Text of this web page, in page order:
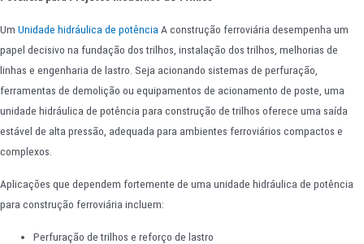
Um Unidade hidráulica de potênciaA construção ferroviária desempenha um
papel decisivo na fundação dos trilhos, instalação dos trilhos, melhorias de
linhas e engenharia de lastro. Seja acionando sistemas de perfuração,
ferramentas de demolição ou equipamentos de acionamento de poste, uma
unidade hidráulica de potência para construção de trilhos oferece uma saída
estável de alta pressão, adequada para ambientes ferroviários compactos e
complexos.
Aplicações que dependem fortemente de uma unidade hidráulica de potência
para construção ferroviária incluem:
Perfuração de trilhos e reforço de lastro